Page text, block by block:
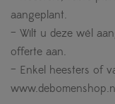
aangeplant.
– Wilt u deze wél
offerte aan.
– Enkel heesters of